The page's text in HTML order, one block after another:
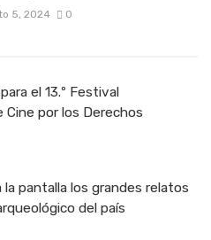
5, 2024 0
el 13.º Festival
Cine por los Derechos
la pantalla los grandes relatos
del país